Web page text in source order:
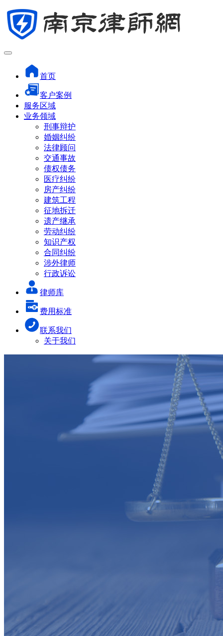
首页
客户案例
服务区域
业务领域
刑事辩护
婚姻纠纷
法律顾问
交通事故
债权债务
医疗纠纷
房产纠纷
建筑工程
征地拆迁
遗产继承
劳动纠纷
知识产权
合同纠纷
涉外律师
行政诉讼
律师库
费用标准
联系我们
关于我们